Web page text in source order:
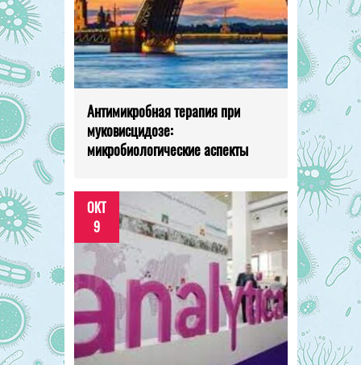
Антимикробная терапия при
муковисцидозе:
микробиологические аспекты
ОКТ
9